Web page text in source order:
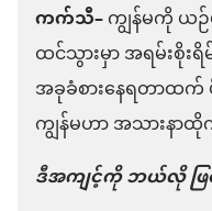
ကက်သီ–ကျွန်မကို ယ
ထင်သွားမှာ အရမ်းစို
အခုခံစားနေရတာထက်
ကျွန်မဟာ အသားန
ဒီအကျင့်ကို ဘယ်လို ဖ